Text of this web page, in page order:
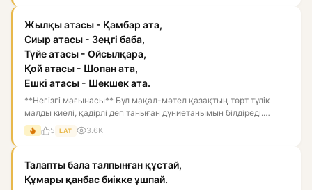
Жылқы атасы - Қамбар ата,
Сиыр атасы - Зеңгі баба,
Түйе атасы - Ойсылқара,
Қой атасы - Шопан ата,
Ешкі атасы - Шекшек ата.
**Негізгі мағынасы** Бұл мақал-мәтел қазақтың төрт түлік
малды киелі, қадірлі деп таныған дүниетанымын білдіреді.
Мұнда...
5 LAT 3.6K
Талапты бала талпынған құстай,
Құмары қанбас биікке ұшпай.